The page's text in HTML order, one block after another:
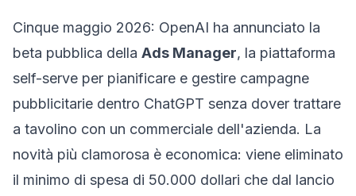
Cinque maggio 2026: OpenAI ha annunciato la
beta pubblica della Ads Manager, la piattaforma
self-serve per pianificare e gestire campagne
pubblicitarie dentro ChatGPT senza dover trattare
a tavolino con un commerciale dell'azienda. La
novità più clamorosa è economica: viene eliminato
il minimo di spesa di 50.000 dollari che dal lancio